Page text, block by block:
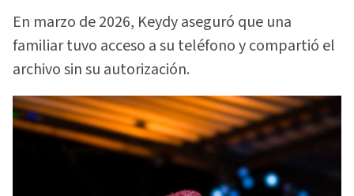
En marzo de 2026, Keydy aseguró que una
familiar tuvo acceso a su teléfono y compartió el
archivo sin su autorización.